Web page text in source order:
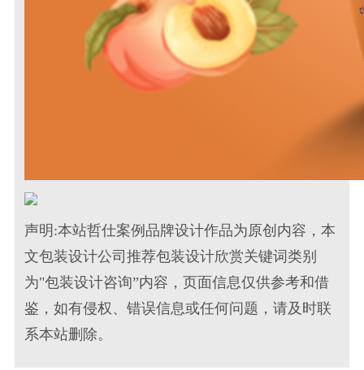
声明:本站哲仕案例品牌设计作品为原创内容，本
文包装设计公司推荐包装设计欣赏关键词类别
为"包装设计咨询”内容，页面信息仅供参考和借
鉴，如有侵权、错误信息或任何问题，请及时联
系本站删除。